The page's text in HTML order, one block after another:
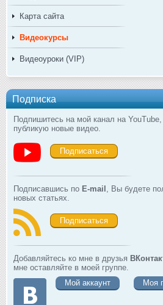
Карта сайта
Видеокурсы
Видеоуроки (VIP)
Подписка
Подпишитесь на мой канал на YouTube,
публикую новые видео.
Подписаться
Подписавшись по E-mail
, Вы будете
новых статьях.
Подписаться
Добавляйтесь ко мне в друзья
мне оставляйте в моей группе.
Мой аккаунт
Моя